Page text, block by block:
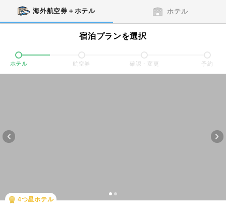
海外航空券＋ホテル ホテル
宿泊プランを選択
ホテル 航空券 確認・変更 予約
4つ星ホテル